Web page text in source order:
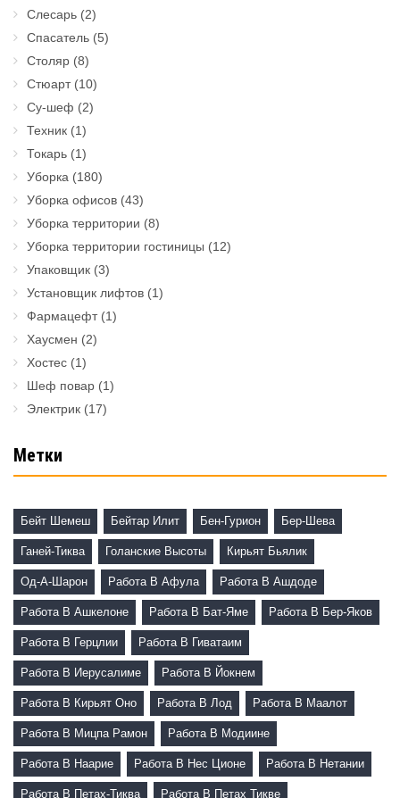
Слесарь (2)
Спасатель (5)
Столяр (8)
Стюарт(10)
Су-шеф (2)
Техник (1)
Токарь (1)
Уборка (180)
Уборка офисов (43)
Уборка территории (8)
Уборка территории гостиницы (12)
Упаковщик (3)
Установщик лифтов (1)
Фармацефт(1)
Хаусмен (2)
Хостес (1)
Шеф повар (1)
Электрик (17)
Метки
Бейт Шемеш Бейтар Илит Бен-Гурион Бер-Шева
Ганей-Тиква Голанские Высоты Кирьят Бьялик
Од-А-Шарон Работа В Афула Работа В Ашдоде
Работа В Ашкелоне Работа В Бат-Яме Работа В Бер-Яков
Работа В Герцлии Работа В Гиватаим
Работа В Иерусалиме Работа В Йокнем
Работа В Кирьят Оно Работа В Лод Работа В Маалот
Работа В Мицпа Рамон Работа В Модиине
Работа В Наарие Работа В Нес Ционе Работа В Нетании
Работа В Петах-Тиква Работа В Петах Тикве